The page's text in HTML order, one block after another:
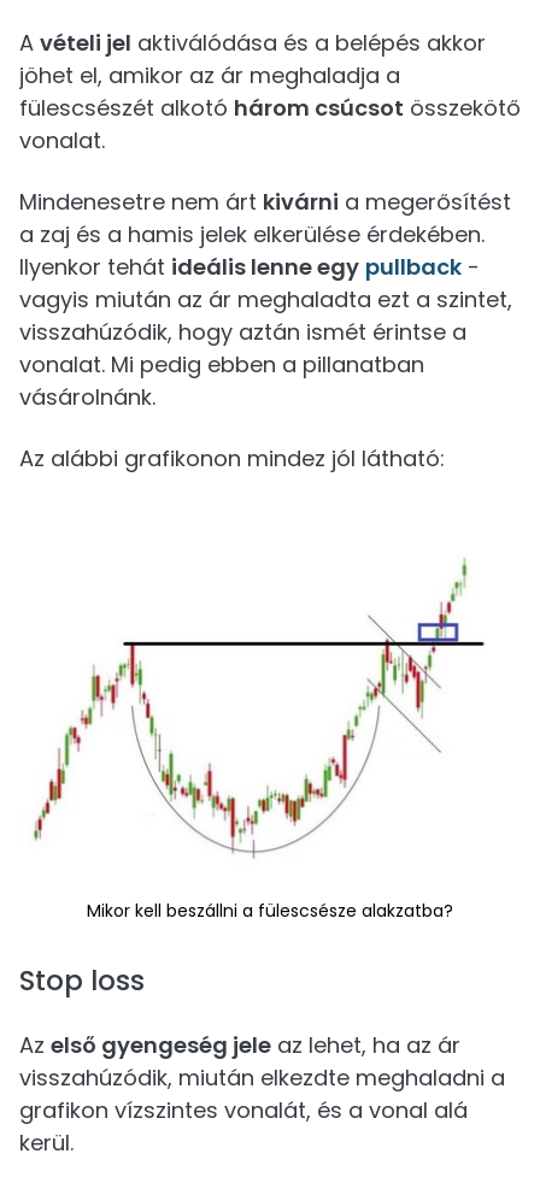
A vételi jel aktiválódása és a belépés akkor
jöhet el, amikor az ár meghaladja a
fülescsészét alkotó három csúcsot összekötő
vonalat.
Mindenesetre nem árt kivárni a megerősítést
a zaj és a hamis jelek elkerülése érdekében.
Ilyenkor tehát ideális lenne egy pullback -
vagyis miután az ár meghaladta ezt a szintet,
visszahúzódik, hogy aztán ismét érintse a
vonalat. Mi pedig ebben a pillanatban
vásárolnánk.
Az alábbi grafikonon mindez jól látható:
Mikor kell beszállni a fülescsésze alakzatba?
Stop loss
Az első gyengeség jele az lehet, ha az ár
visszahúzódik, miután elkezdte meghaladni a
grafikon vízszintes vonalát, és a vonal alá
kerül.